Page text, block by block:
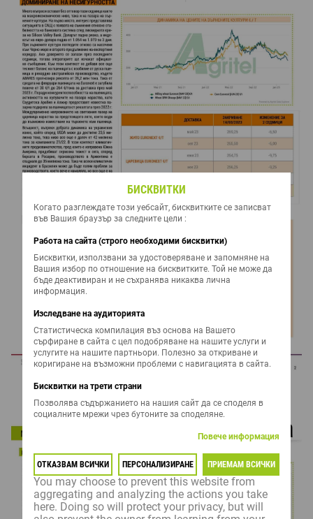
БИСКВИТКИ
Когато разглеждате този уебсайт, бисквитките се записват
във Вашия браузър за следните цели :
Работа на сайта (строго необходими бисквитки)
Бисквитки, използвани за удостоверяване и запомняне на
Вашия избор по отношение на бисквитките. Той не може да
бъде деактивиран и не съхранява никаква лична
информация.
Изследване на аудиторията
Статистическа компилация въз основа на Вашето
сърфиране в сайта с цел подобряване на нашите услуги и
услугите на нашите партньори. Полезно за откриване и
коригиране на възможни проблеми с навигацията в сайта.
Бисквитки на трети страни
Позволява съдържанието на нашия сайт да се споделя в
социалните мрежи чрез бутоните за споделяне.
Повече информация
ОТКАЗВАМ ВСИЧКИ ПЕРСОНАЛИЗИРАНЕ ПРИЕМАМ ВСИЧКИ
You may choose to prevent this website from
aggregating and analyzing the actions you take
here. Doing so will protect your privacy, but will